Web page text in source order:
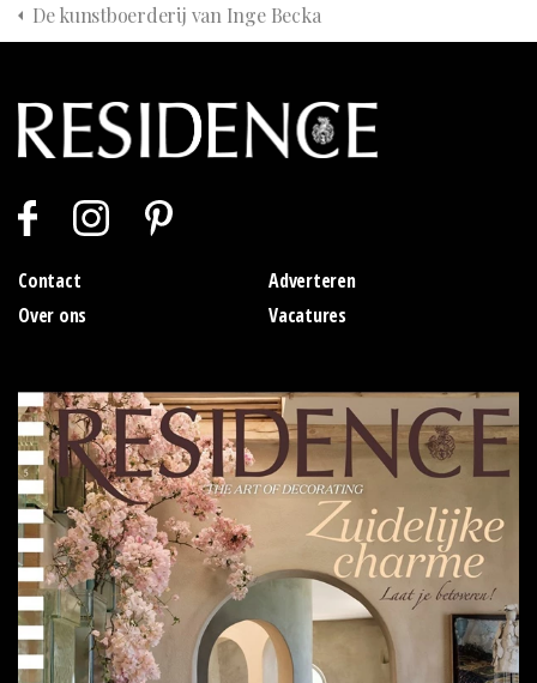
De kunstboerderij van Inge Becka
Contact
Adverteren
Over ons
Vacatures